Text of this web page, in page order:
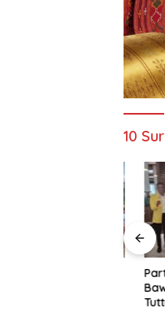
10
Partai
Tutty